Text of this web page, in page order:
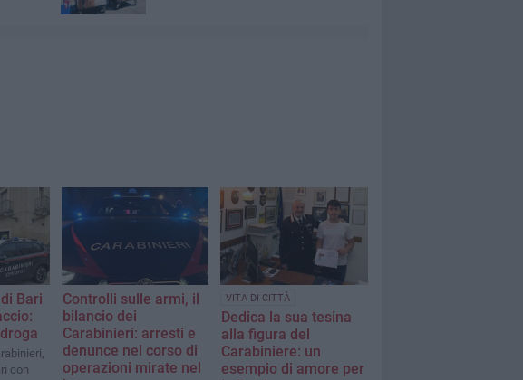
Bari
con
Controlli sulle armi, il
bilancio dei
Carabinieri: arresti e
denunce nel corso di
operazioni mirate nel
VITA DI CITTÀ
Dedica la sua tesina
alla figura del
Carabiniere: un
esempio di amore per